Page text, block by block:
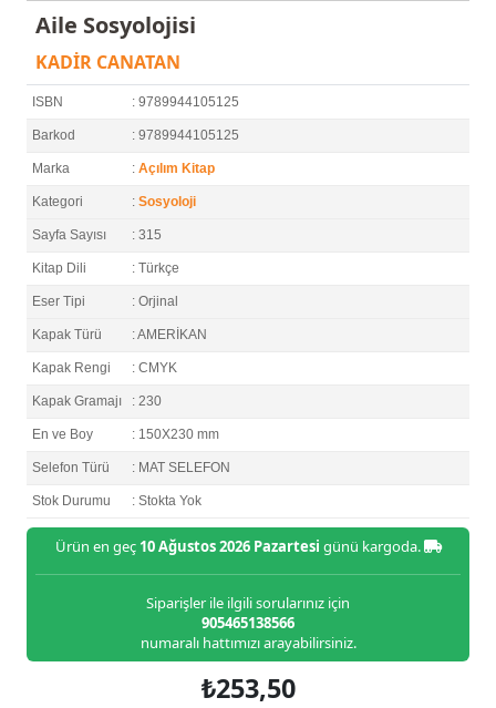
Aile Sosyolojisi
KADİR CANATAN
ISBN : 9789944105125
Barkod : 9789944105125
Marka : Açılım Kitap
Kategori : Sosyoloji
Sayfa Sayısı : 315
Kitap Dili : Türkçe
Eser Tipi : Orjinal
Kapak Türü : AMERİKAN
Kapak Rengi : CMYK
Kapak Gramajı : 230
En ve Boy : 150X230 mm
Selefon Türü : MAT SELEFON
Stok Durumu : Stokta Yok
Ürün en geç 10 Ağustos 2026 Pazartesi günü kargoda.
Siparişler ile ilgili sorularınız için
905465138566
numaralı hattımızı arayabilirsiniz.
₺253,50